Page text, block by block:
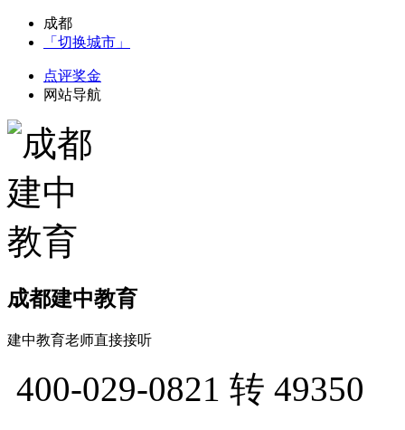
成都
「切换城市」
点评奖金
网站导航
成都建中教育
建中教育老师直接接听
400-029-0821 转 49350